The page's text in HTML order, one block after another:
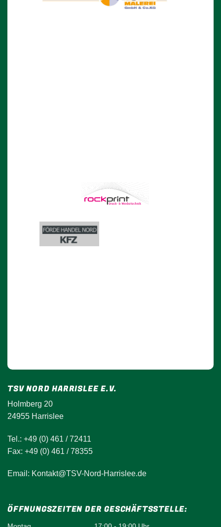
TSV NORD HARRISLEE E.V.
Holmberg 20
24955 Harrislee
Tel.: +49 (0) 461 / 72411
Fax: +49 (0) 461 / 78355
Email: Kontakt@TSV-Nord-Harrislee.de
ÖFFNUNGSZEITEN DER GESCHÄFTSSTELLE: